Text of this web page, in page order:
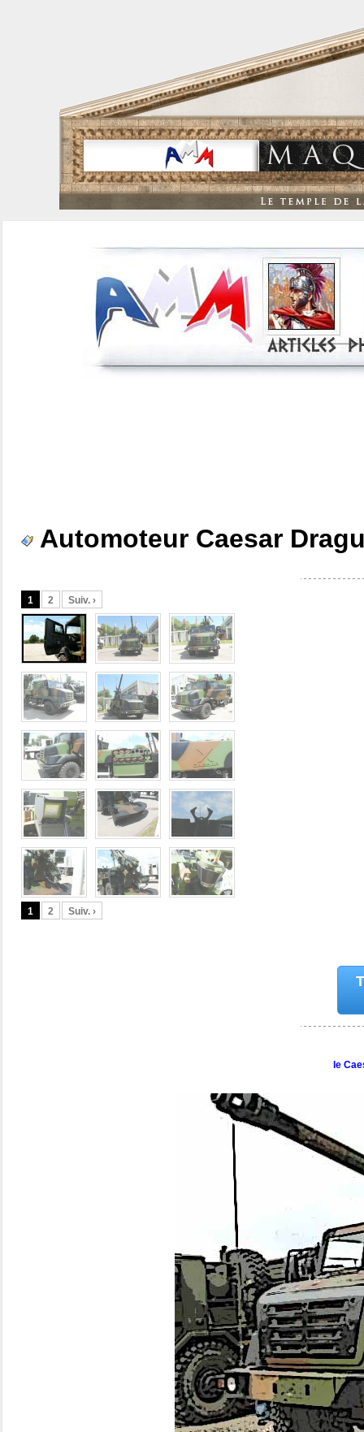
Automoteur Caesar
1 2 Suiv. ›
1 2 Suiv. ›
le